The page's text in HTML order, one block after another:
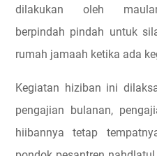
dilakukan oleh
berpindah pindah untuk
rumah jamaah ketika ada
Kegiatan hiziban ini
pengajian bulanan,
hiibannya tetap